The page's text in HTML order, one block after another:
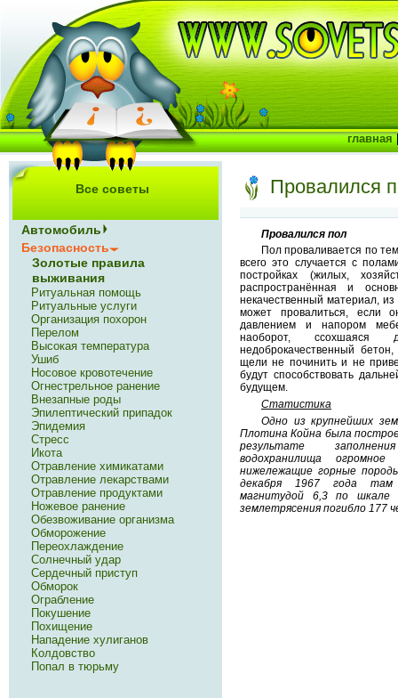
Провалился
Провалился пол
Пол проваливается по
всего это случается с
постройках (жилых,
распространённая и
некачественный материал, из
может провалиться, если
давлением и напором
наоборот, ссохшаяся
недоброкачественный
щели не починить и не
будут способствовать
будущем.
Статистика
Одно из крупнейших
Плотина Койна была
результате
водохранилища
нижележащие горные
декабря 1967 года там
магнитудой 6,3 по шкале
землетрясения погибло 177
Все советы
Автомобиль
Безопасность
Золотые правила
выживания
Ритуальная помощь
Ритуальные услуги
Организация похорон
Перелом
Высокая температура
Ушиб
Носовое кровотечение
Огнестрельное ранение
Внезапные роды
Эпилептический припадок
Эпидемия
Стресс
Икота
Отравление химикатами
Отравление лекарствами
Отравление продуктами
Ножевое ранение
Обезвоживание организма
Обморожение
Переохлаждение
Солнечный удар
Сердечный приступ
Обморок
Ограбление
Покушение
Похищение
Нападение хулиганов
Колдовство
Попал в тюрьму
главная